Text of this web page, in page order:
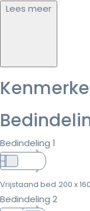
Lees meer
Bedindeling 1
Vrijstaand bed 200 x
Bedindeling 2